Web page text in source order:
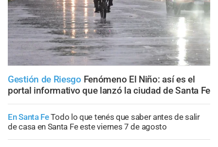
Gestión de Riesgo Fenómeno El Niño: así es el
portal informativo que lanzó la ciudad de Santa Fe
En Santa FeTodo lo que tenés que saber antes de salir
de casa en Santa Fe este viernes 7 de agosto